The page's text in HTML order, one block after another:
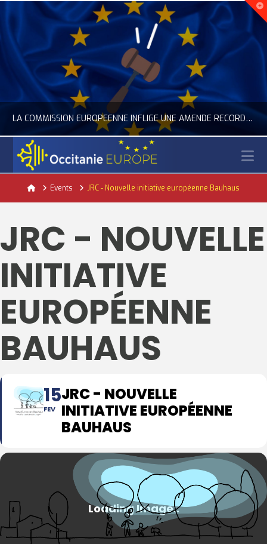
LA COMMISSION EUROPÉENNE INFLIGE UNE AMENDE RECORD À GOOGLE
ACTUALITÉ DE L'UNION EUROPÉENNE, ACTUALITÉ DE LA REPRÉSENTATION D’OCCITANIE EUROPE, NUMÉRIQUE- DIGITAL
JUILLET 24, 2026
HomeEvents JRC - Nouvelle initiative européenne Bauhaus
JRC - NOUVELLE
INITIATIVE
EUROPÉENNE
BAUHAUS
15
FEV
JRC - NOUVELLE
INITIATIVE EUROPÉENNE
BAUHAUS